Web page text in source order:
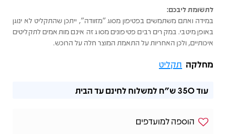
לתשומת ליבכם:
במידה ואתם משתמשים בפטיפון מסוג "מזוודה", ייתכן שהתקליט לא ינוגן
באופן מיטבי. במקרים רבים פטיפונים מסוג זה אינם מותאמים לתקליטים
איכותיים, ולכן האחריות על התאמת המוצר חלה על הרוכש.
מחלקה תקליט
עוד350 ש"ח למשלוח לחינם עד הבית
הוספה למועדפים